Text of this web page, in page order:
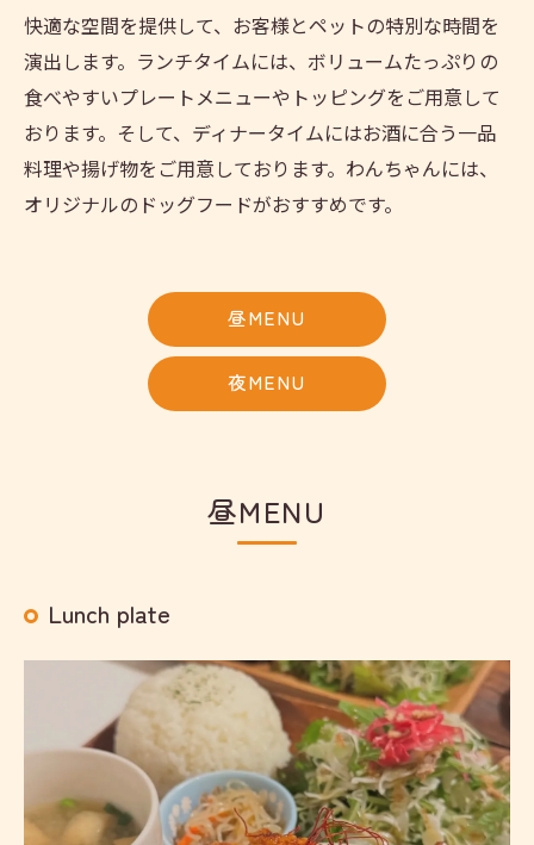
快適な空間を提供して、お客様とペットの特別な時間を
演出します。ランチタイムには、ボリュームたっぷりの
食べやすいプレートメニューやトッピングをご用意して
おります。そして、ディナータイムにはお酒に合う一品
料理や揚げ物をご用意しております。わんちゃんには、
オリジナルのドッグフードがおすすめです。
昼MENU
夜MENU
昼MENU
Lunch plate